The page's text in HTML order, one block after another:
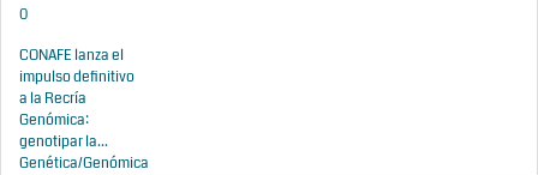
0
CONAFE lanza el
impulso definitivo
a la Recría
Genómica:
genotipar la...
Genética/Genómica